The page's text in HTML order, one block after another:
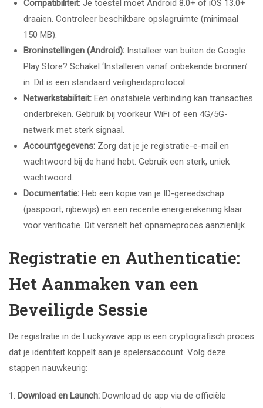
Compatibiliteit: Je toestel moet Android 8.0+ of iOS 13.0+
draaien. Controleer beschikbare opslagruimte (minimaal
150 MB).
Broninstellingen (Android): Installeer van buiten de Google
Play Store? Schakel ‘Installeren vanaf onbekende bronnen’
in. Dit is een standaard veiligheidsprotocol.
Netwerkstabiliteit: Een onstabiele verbinding kan transacties
onderbreken. Gebruik bij voorkeur WiFi of een 4G/5G-
netwerk met sterk signaal.
Accountgegevens: Zorg dat je je registratie-e-mail en
wachtwoord bij de hand hebt. Gebruik een sterk, uniek
wachtwoord.
Documentatie: Heb een kopie van je ID-gereedschap
(paspoort, rijbewijs) en een recente energierekening klaar
voor verificatie. Dit versnelt het opnameproces aanzienlijk.
Registratie en Authenticatie:
Het Aanmaken van een
Beveiligde Sessie
De registratie in de Luckywave app is een cryptografisch proces
dat je identiteit koppelt aan je spelersaccount. Volg deze
stappen nauwkeurig:
Download en Launch: Download de app via de officiële